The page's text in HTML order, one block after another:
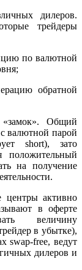
дилеров.
трейдеры
по валютной
обратной
«замок». Общий
валютной парой
short), зато
положительный
на получение
центры активно
в оферте
величину
в убытке),
swap-free, ведут
дилеров и